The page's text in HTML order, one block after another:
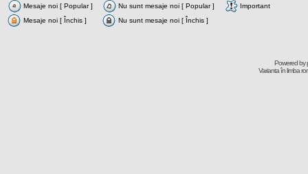
Mesaje noi [ Popular ]
Nu sunt mesaje noi [ Popular ]
Important
Mesaje noi [ Închis ]
Nu sunt mesaje noi [ Închis ]
Powered by
Varianta în limba